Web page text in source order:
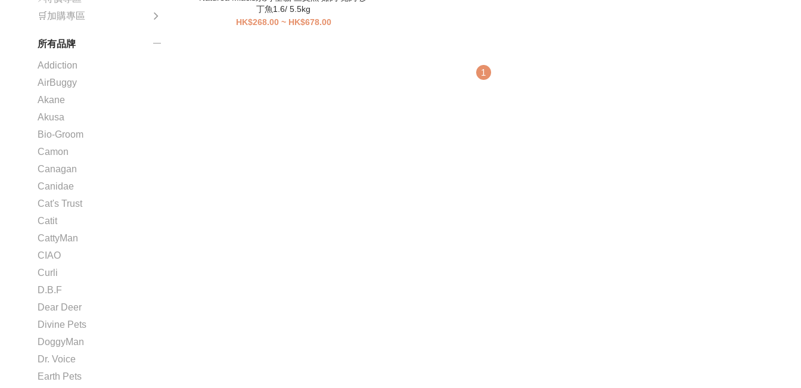
🛒加購專區
所有品牌
Addiction
AirBuggy
Akane
Akusa
Bio-Groom
Camon
Canagan
Canidae
Cat's Trust
Catit
CattyMan
CIAO
Curli
D.B.F
Dear Deer
Divine Pets
DoggyMan
Dr. Voice
Earth Pets
丁魚1.6/ 5.5kg
HK$268.00 ~ HK$678.00
1